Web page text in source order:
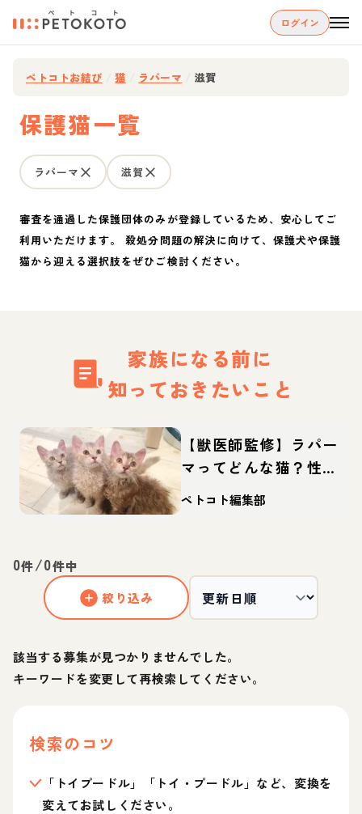
ログイン
ペトコトお結び 猫 ラパーマ 滋賀
保護猫一覧
ラパーマ 滋賀
審査を通過した保護団体のみが登録しているため、安心してご
利用いただけます。 殺処分問題の解決に向けて、保護犬や保護
猫から迎える選択肢をぜひご検討ください。
家族になる前に
知っておきたいこと
【獣医師監修】ラパー
マってどんな猫？性
格・体重・寿命の特
徴・迎え方
ペトコト編集部
0件/0件中
絞り込み
該当する募集が見つかりませんでした。
キーワードを変更して再検索してください。
検索のコツ
「トイプードル」「トイ・プードル」など、変換を
変えてお試しください。